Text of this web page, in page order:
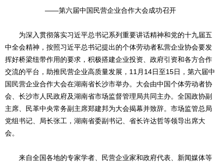
——第六届中国民营企业合作大会成功召开
为深入贯彻落实习近平总书记系列重要讲话精神和党的十九届五
中全会精神，按照习近平总书记提出的个体劳动者私营企业协会要发
挥好桥梁纽带作用的要求，积极搭建企业投资、政府引资和各方合作
交流的平台，助推民营企业高质量发展，11月14日至15日，第六届中
国民营企业合作大会在湖南省长沙市举办。大会由中国个体劳动者协
会、长沙市人民政府及湖南省市场监督管理局共同主办。全国政协副
主席、民革中央常务副主席郑建邦为大会揭幕并致辞。市场监管总局
党组书记、局长张工，湖南省委副书记、省长许达哲等领导出席大
会。
来自全国各地的专家学者、民营企业家和政府代表、新闻媒体等